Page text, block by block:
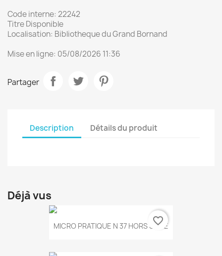
Code interne: 22242
Titre Disponible
Localisation: Bibliotheque du Grand Bornand
Mise en ligne: 05/08/2026 11:36
Partager
Description Détails du produit
Déjà vus
MICRO PRATIQUE N 37 HORS SERIE
favorite_border